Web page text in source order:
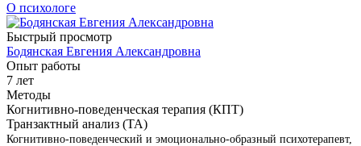
О психологе
Быстрый просмотр
Бодянская Евгения Александровна
Опыт работы
7 лет
Методы
Когнитивно-поведенческая терапия (КПТ)
Транзактный анализ (ТА)
Когнитивно-поведенческий и эмоционально-образный психотерапевт,